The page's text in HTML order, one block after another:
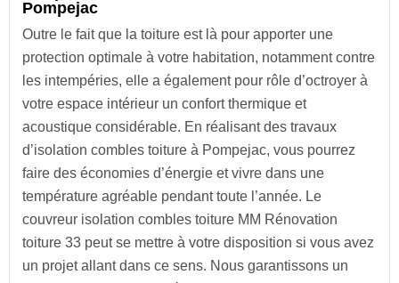
Pompejac
Outre le fait que la toiture est là pour apporter une
protection optimale à votre habitation, notamment contre
les intempéries, elle a également pour rôle d’octroyer à
votre espace intérieur un confort thermique et
acoustique considérable. En réalisant des travaux
d’isolation combles toiture à Pompejac, vous pourrez
faire des économies d’énergie et vivre dans une
température agréable pendant toute l’année. Le
couvreur isolation combles toiture MM Rénovation
toiture 33 peut se mettre à votre disposition si vous avez
un projet allant dans ce sens. Nous garantissons un